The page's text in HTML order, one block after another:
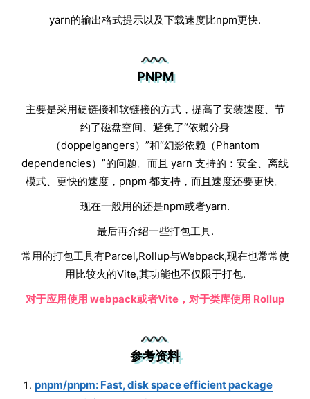
yarn的输出格式提示以及下载速度比npm更快.
PNPM
主要是采用硬链接和软链接的方式，提高了安装速度、节
约了磁盘空间、避免了“依赖分身
（doppelgangers）”和“幻影依赖（Phantom
dependencies）”的问题。而且 yarn 支持的：安全、离线
模式、更快的速度，pnpm 都支持，而且速度还要更快。
现在一般用的还是npm或者yarn.
最后再介绍一些打包工具.
常用的打包工具有Parcel,Rollup与Webpack,现在也常常使
用比较火的Vite,其功能也不仅限于打包.
对于应用使用 webpack或者Vite，对于类库使用 Rollup
参考资料
pnpm/pnpm: Fast, disk space efficient package